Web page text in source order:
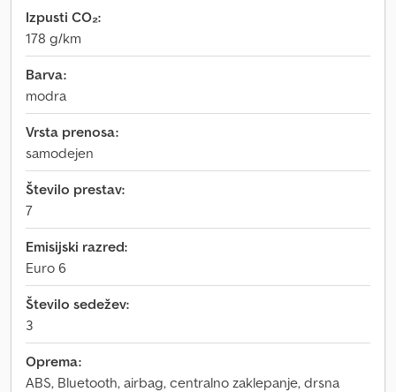
Izpusti CO₂:
178 g/km
Barva:
modra
Vrsta prenosa:
samodejen
Število prestav:
7
Emisijski razred:
Euro 6
Število sedežev:
3
Oprema:
ABS, Bluetooth, airbag, centralno zaklepanje, drsna